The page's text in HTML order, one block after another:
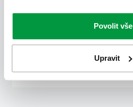
Povolit vše
Upravit